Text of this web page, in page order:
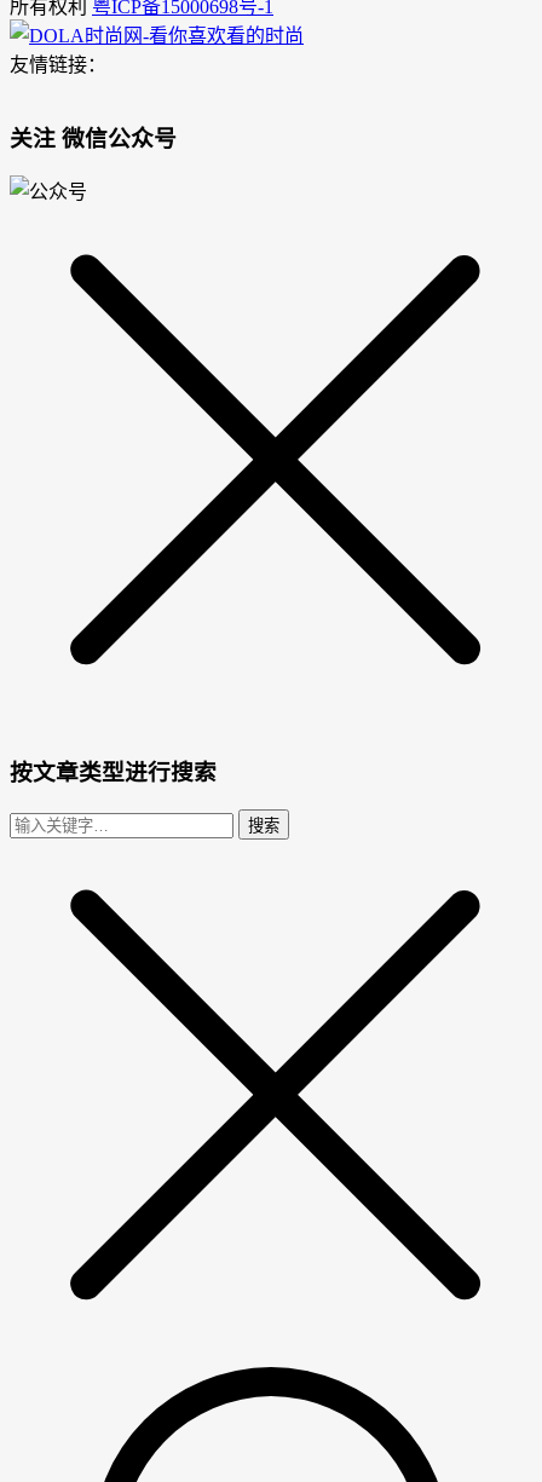
所有权利 粤ICP备15000698号-1
友情链接：
关注 微信公众号
按文章类型进行搜索